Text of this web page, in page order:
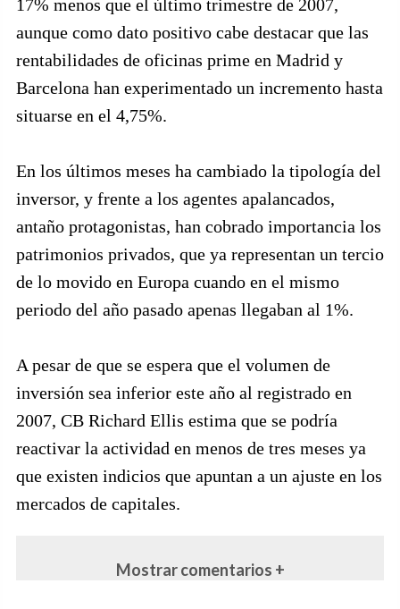
17% menos que el último trimestre de 2007,
aunque como dato positivo cabe destacar que las
rentabilidades de oficinas prime en Madrid y
Barcelona han experimentado un incremento hasta
situarse en el 4,75%.
En los últimos meses ha cambiado la tipología del
inversor, y frente a los agentes apalancados,
antaño protagonistas, han cobrado importancia los
patrimonios privados, que ya representan un tercio
de lo movido en Europa cuando en el mismo
periodo del año pasado apenas llegaban al 1%.
A pesar de que se espera que el volumen de
inversión sea inferior este año al registrado en
2007, CB Richard Ellis estima que se podría
reactivar la actividad en menos de tres meses ya
que existen indicios que apuntan a un ajuste en los
mercados de capitales.
Mostrar comentarios +